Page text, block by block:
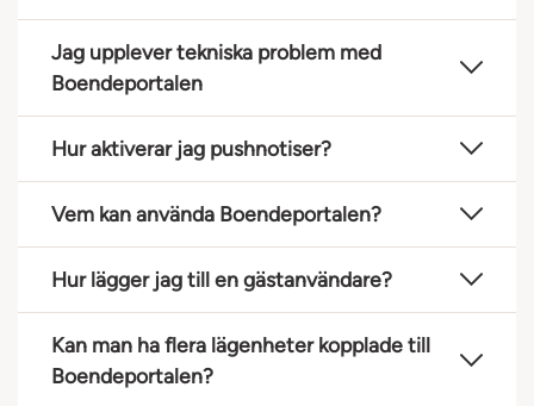
Jag upplever tekniska problem med
Boendeportalen
Hur aktiverar jag pushnotiser?
Vem kan använda Boendeportalen?
Hur lägger jag till en gästanvändare?
Kan man ha flera lägenheter kopplade till
Boendeportalen?